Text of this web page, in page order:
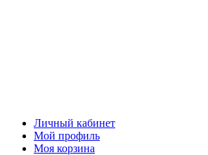
Личный кабинет
Мой профиль
Моя корзина